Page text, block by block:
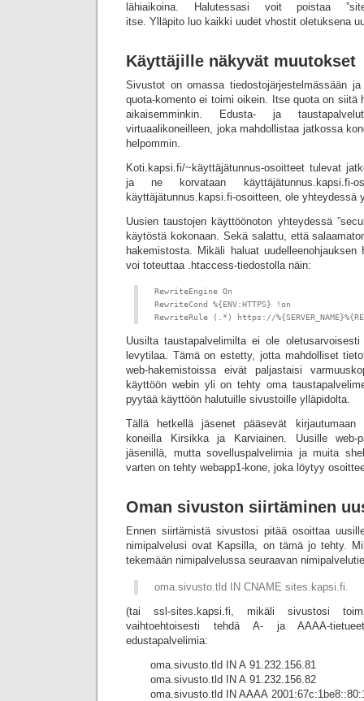
lähiaikoina. Halutessasi voit poistaa
itse. Ylläpito luo kaikki uudet vhostit oletuksena
Käyttäjille näkyvät muutokset
Sivustot on omassa tiedostojärjestelmässään
quota-komento ei toimi oikein. Itse quota on siitä
aikaisemminkin. Edusta- ja
virtuaalikoneilleen, joka mahdollistaa jatkossa
helpommin.
Koti.kapsi.fi/~käyttäjätunnus-osoitteet tulevat
ja ne korvataan käyttäjätunnus.kapsi.fi-
käyttäjätunnus.kapsi.fi-osoitteen, ole yhteydessä
Uusien taustojen käyttöönoton yhteydessä
käytöstä kokonaan. Sekä salattu, että
hakemistosta. Mikäli haluat
voi toteuttaa .htaccess-tiedostolla näin:
RewriteEngine On
RewriteCond %{ENV:HTTPS} !on
RewriteRule (.*) https://
Uusilta taustapalvelimilta ei ole
levytilaa. Tämä on estetty, jotta mahdolliset
web-hakemistoissa eivät paljastaisi
käyttöön webin yli on tehty oma
pyytää käyttöön halutuille sivustoille ylläpidolta.
Tällä hetkellä jäsenet pääsevät kirjautumaan
koneilla Kirsikka ja Karviainen. Uusille web-
jäsenillä, mutta sovelluspalvelimia ja muita
varten on tehty webapp1-kone, joka löytyy
Oman sivuston siirtäminen
Ennen siirtämistä sivustosi pitää osoittaa
nimipalvelusi ovat Kapsilla, on tämä jo tehty.
tekemään nimipalvelussa seuraavan
oma.sivusto.tld IN CNAME sites.kapsi.fi.
(tai ssl-sites.kapsi.fi, mikäli sivustosi
vaihtoehtoisesti tehdä A- ja AAAA-
edustapalvelimia:
oma.sivusto.tld IN A 91.232.156.81
oma.sivusto.tld IN A 91.232.156.82
oma.sivusto.tld IN AAAA